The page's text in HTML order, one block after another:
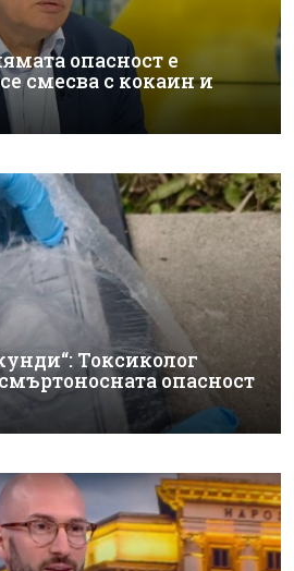
опасност е
смесва с кокаин и
Токсиколог
опасност